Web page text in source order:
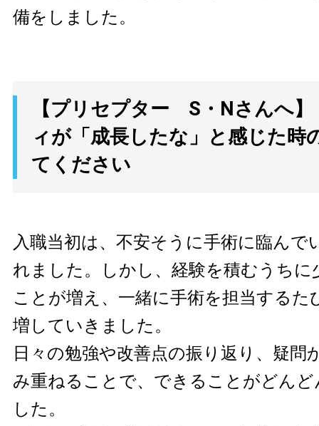
備をしました。
【プリセプター S・Nさんへ
ィが「成長したな」と感じた時
てください
入職当初は、不安そうに手術に臨んで
れました。しかし、経験を積むうちに
ことが増え、一緒に手術を担当するた
増していきました。
日々の勉強や改善点の振り返り、疑問
み重ねることで、できることがどん
した。